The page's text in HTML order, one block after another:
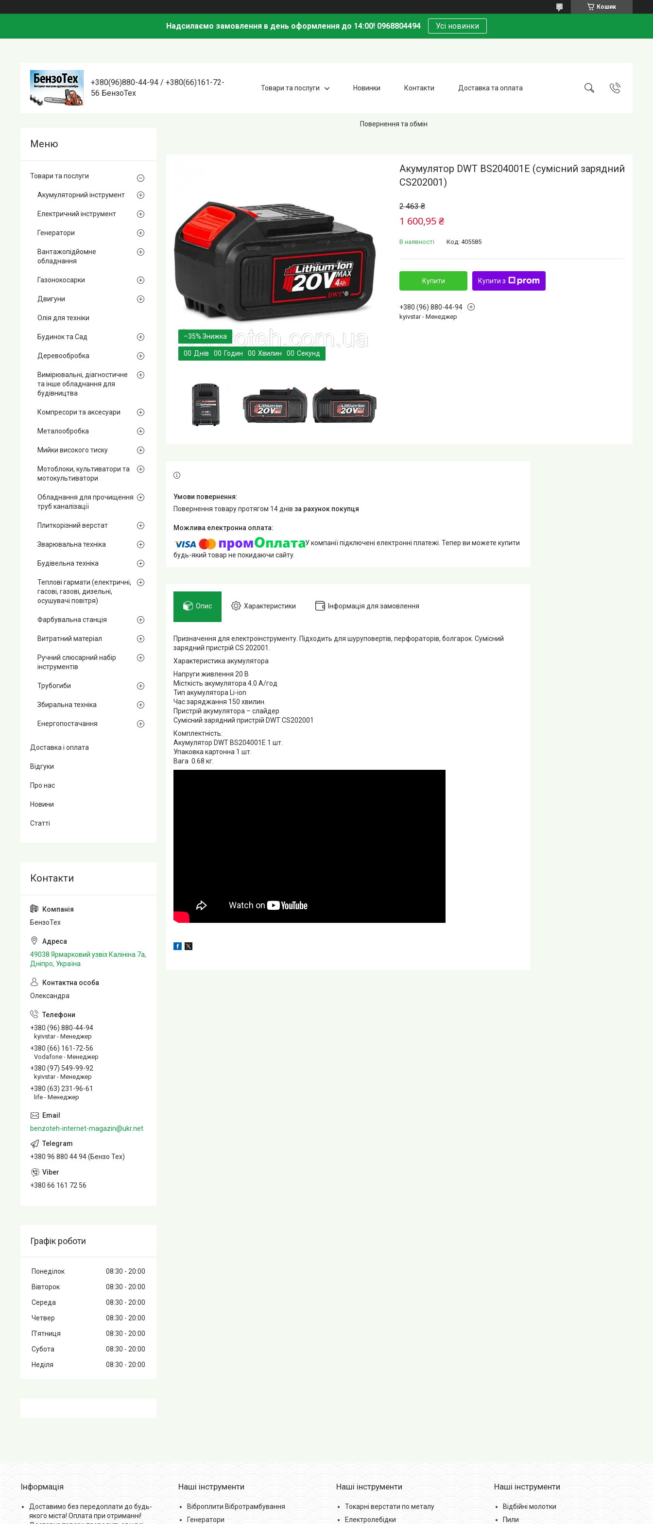
Кошик
Надсилаємо замовлення в день оформлення до 14:00! 0968804494 Усі новинки
+380(96)880-44-94 / +380(66)161-72-
56 БензоТех
Товари та послуги Новинки Контакти Доставка та оплата
Повернення та обмін
–35%
00 Днів 00 Годин 00 Хвилин 00 Секунд
Акумулятор DWT BS204001E (сумісний зарядний
CS202001)
2 463 ₴
1 600,95 ₴
В наявності Код: 405585
Купити Купити з
+380 (96) 880-44-94
kyivstar - Менеджер
повернення товару протягом 14 днів за рахунок покупця
У компанії підключені електронні платежі. Тепер ви можете купити
будь-який товар не покидаючи сайту.
Опис Характеристики Інформація для замовлення
Призначення для електроінструменту. Підходить для шуруповертів, перфораторів, болгарок. Сумісний
зарядний пристрій CS 202001.
Характеристика акумулятора
Напруги живлення 20 В
Місткість акумулятора 4.0 А/год
Тип акумулятора Li-ion
Час заряджання 150 хвилин.
Пристрій акумулятора – слайдер
Сумісний зарядний пристрій DWT CS202001
Комплектність:
Акумулятор DWT BS204001E 1 шт.
Упаковка картонна 1 шт.
Вага 0.68 кг.
Товари та послуги
Акумуляторний інструмент
Електричний інструмент
Генератори
Вантажопідйомне
обладнання
Газонокосарки
Двигуни
Олія для техніки
Будинок та Сад
Деревообробка
Вимірювальні, діагностичне
та інше обладнання для
будівництва
Компресори та аксесуари
Металообробка
Мийки високого тиску
Мотоблоки, культиватори та
мотокультиватори
Обладнання для прочищення
труб каналізації
Плиткорізний верстат
Зварювальна техніка
Будівельна техніка
Теплові гармати (електричні,
гасові, газові, дизельні,
осушувачі повітря)
Фарбувальна станція
Витратний матеріал
Ручний слюсарний набір
інструментів
Трубогиби
Збиральна техніка
Енергопостачання
Доставка і оплата
Відгуки
Про нас
Новини
Статті
БензоТех
49038 Ярмарковий узвіз Калініна 7а,
Дніпро, Україна
Олександра
+380 (96) 880-44-94
kyivstar - Менеджер
+380 (66) 161-72-56
Vodafone - Менеджер
+380 (97) 549-99-92
kyivstar - Менеджер
+380 (63) 231-96-61
life - Менеджер
benzoteh-internet-magazin@ukr.net
+380 96 880 44 94 (Бензо Тех)
+380 66 161 72 56
Графік роботи
Понеділок 08:30
20:00
Вівторок
08:30
20:00
Середа
08:30
20:00
Четвер
08:30
20:00
Пʼятниця
08:30
20:00
Субота
08:30
20:00
Неділя
08:30 20:00
Інформація
Доставимо без передоплати до будь-
якого міста! Оплата при отриманні!
Наші інструменти
Віброплити Вібротрамбування
Генератори
Наші інструменти
Токарні верстати по металу
Електролебідки
Наші інструменти
Відбійні молотки
Пили